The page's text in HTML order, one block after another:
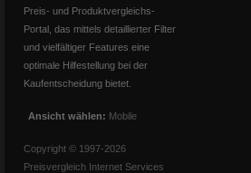
Preis- und Produktvergleichs-
Portal, das mittels detaillierter Filter
und vielfältiger Features eine
optimale Hilfestellung bei der
Kaufentscheidung bietet.
Ansicht wählen: Mobile
Copyright © 1997-2026
Preisvergleich Internet Services